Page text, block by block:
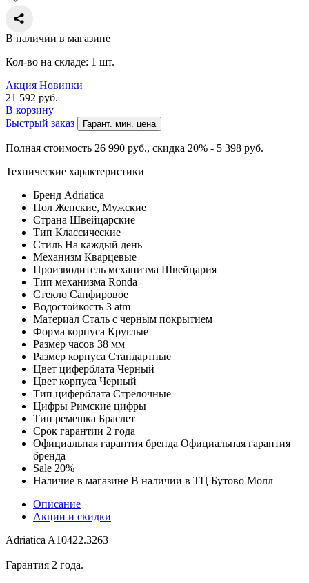
В наличии в магазине
Кол-во на складе: 1 шт.
Акция Новинки
21 592 руб.
В корзину
Быстрый заказ
Гарант. мин. цена
Полная стоимость 26 990 руб., скидка 20% - 5 398 руб.
Технические характеристики
Бренд Adriatica
Пол Женские, Мужские
Страна Швейцарские
Тип Классические
Стиль На каждый день
Механизм Кварцевые
Производитель механизма Швейцария
Тип механизма Ronda
Стекло Сапфировое
Водостойкость 3 atm
Материал Сталь с черным покрытием
Форма корпуса Круглые
Размер часов 38 мм
Размер корпуса Стандартные
Цвет циферблата Черный
Цвет корпуса Черный
Тип циферблата Стрелочные
Цифры Римские цифры
Тип ремешка Браслет
Срок гарантии 2 года
Официальная гарантия бренда Официальная гарантия
бренда
Sale 20%
Наличие в магазине В наличии в ТЦ Бутово Молл
Описание
Акции и скидки
Adriatica A10422.3263
Гарантия 2 года.